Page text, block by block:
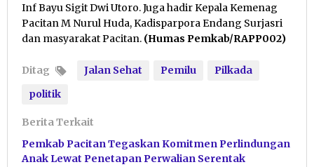
Inf Bayu Sigit Dwi Utoro. Juga hadir Kepala Kemenag
Pacitan M Nurul Huda, Kadisparpora Endang Surjasri
dan masyarakat Pacitan. (Humas Pemkab/RAPP002)
Ditag Jalan Sehat Pemilu
Pilkada
politik
Berita Terkait
Pemkab Pacitan Tegaskan Komitmen Perlindungan
Anak Lewat Penetapan Perwalian Serentak